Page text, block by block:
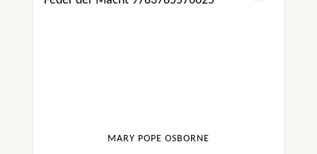
MARY POPE OSBORNE